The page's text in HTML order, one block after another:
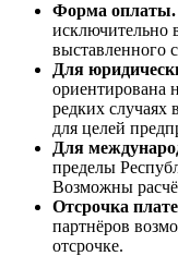
Форма оплаты.
исключительно
выставленного
Для
ориентирована
редких
для целей
Для
пределы
Возможны
Отсрочка
партнёров
отсрочке.